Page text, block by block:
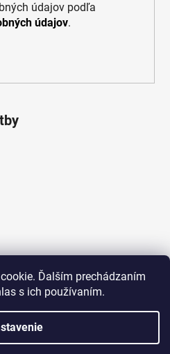
Ďalším prechádzaním
s ich používaním.
údajov podľa
údajov.
Shoptet
. Všetky práva vyhradené.
cookies